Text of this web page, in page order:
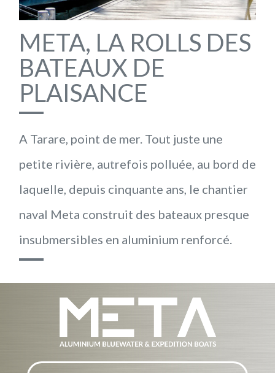
META, LA ROLLS DES
BATEAUX DE
PLAISANCE
A Tarare, point de mer. Tout juste une
petite rivière, autrefois polluée, au bord de
laquelle, depuis cinquante ans, le chantier
naval Meta construit des bateaux presque
insubmersibles en aluminium renforcé.